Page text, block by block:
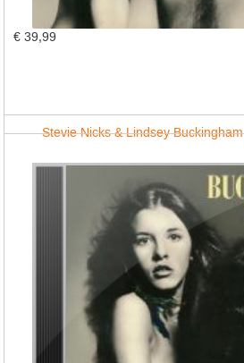
€ 39,99
Stevie Nicks & Lindsey